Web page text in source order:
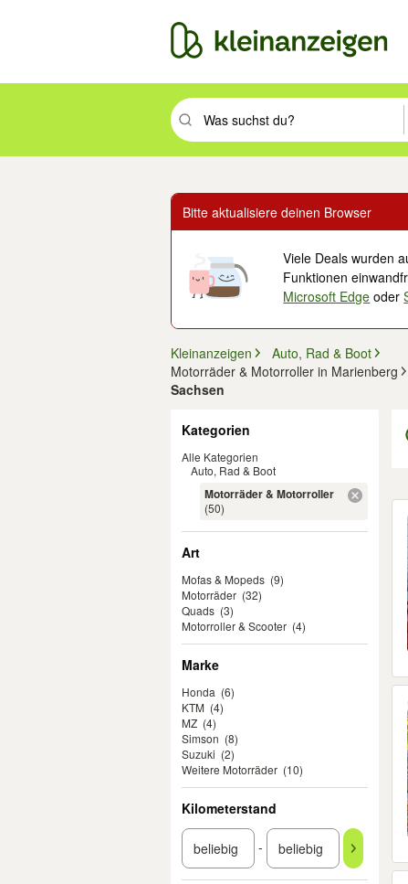
Suchbegriff eingeben. Eingabetaste
Bitte aktualisiere deinen Browser
Viele Deals wurden
Funktionen
Microsoft Edge oder
Kleinanzeigen
Auto, Rad & Boot
Motorräder & Motorroller in Marienberg
Sachsen
Kategorien
Alle Kategorien
Auto, Rad & Boot
Motorräder & Motorroller
(50)
Art
Mofas & Mopeds (9)
Motorräder (32)
Quads (3)
Motorroller & Scooter (4)
Marke
Honda (6)
KTM (4)
MZ (4)
Simson (8)
Suzuki (2)
Weitere Motorräder (10)
Kilometerstand
-